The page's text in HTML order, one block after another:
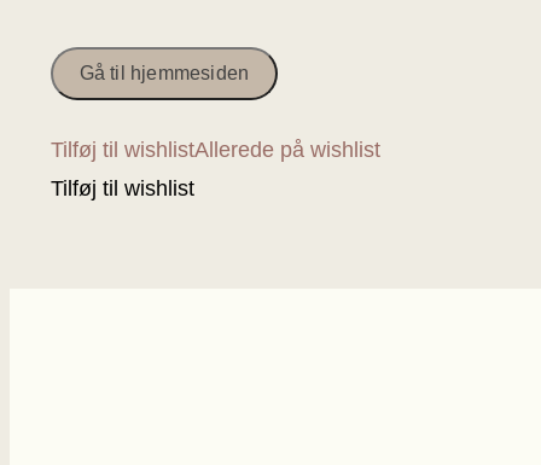
Gå til hjemmesiden
Tilføj til wishlistAllerede på wishlist
Tilføj til wishlist